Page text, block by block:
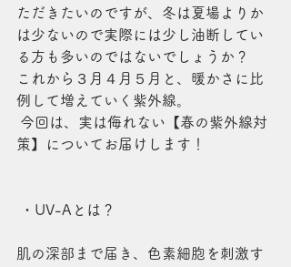
ただきたいのですが、冬は夏場よりか
は少ないので実際には少し油断してい
る方も多いのではないでしょうか？
これから３月４月５月と、暖かさに比
例して増えていく紫外線。
今回は、実は侮れない【春の紫外線対
策】についてお届けします！
・UV-Aとは？
肌の深部まで届き、色素細胞を刺激す